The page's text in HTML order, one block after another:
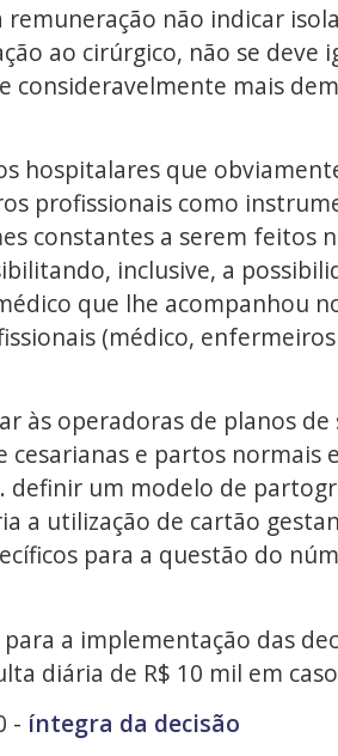
remuneração não indicar
ao cirúrgico, não se
mais
hospitalares que
profissionais como
constantes a serem
inclusive, a
que lhe acompanhou
(médico,
às operadoras de planos
cesarianas e partos
definir um modelo de
a utilização de cartão
para a questão do
a implementação das
diária de R$ 10 mil em
- íntegra da decisão